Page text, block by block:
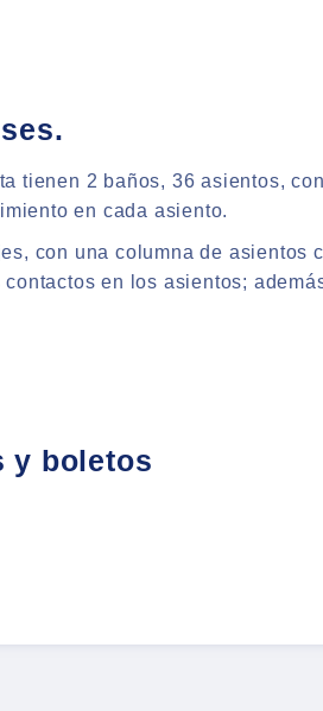
tienen 2 baños, 36 asientos,
en cada asiento.
con una columna de asientos
en los asientos;
y boletos